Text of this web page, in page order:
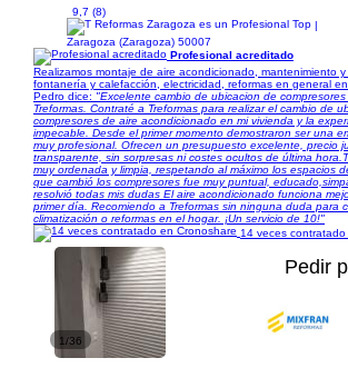
9,7 (8)
|
Zaragoza (Zaragoza) 50007
Profesional acreditado
Realizamos montaje de aire acondicionado, mantenimiento y
fontanería y calefacción, electricidad, reformas en general
Pedro dice: "Excelente cambio de ubicacion de
Treformas. Contraté a Treformas para realizar el cambio de
compresores de aire acondicionado en mi vivienda y la
impecable. Desde el primer momento demostraron ser una
muy profesional. Ofrecen un presupuesto excelente, precio
transparente, sin sorpresas ni costes ocultos de última
muy ordenada y limpia, respetando al máximo los espacios
que cambió los compresores fue muy puntual,
resolvió todas mis dudas El aire acondicionado funciona
primer día. Recomiendo a Treformas sin ninguna duda para
climatización o reformas en el hogar. ¡Un servicio de 10!"
14 veces
1/36
Pedir